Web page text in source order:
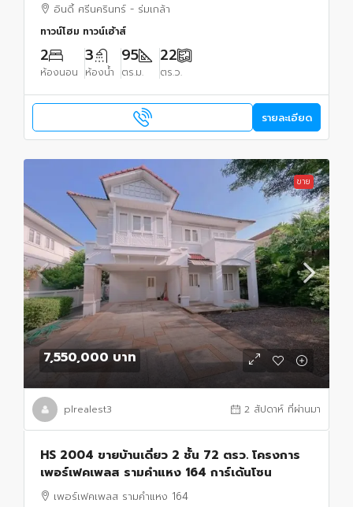
อินดี้ ศรีนครินทร์ - ร่มเกล้า
ทาวน์โฮม ทาวน์เฮ้าส์
2
ห้องนอน
3
ห้องน้ำ
95
ตร.ม.
22
ตร.ว.
รายละเอียด
ขาย
7,550,000 บาท
plrealest3 2 สัปดาห์ ที่ผ่านมา
HS 2004 ขายบ้านเดี่ยว 2 ชั้น 72 ตรว. โครงการ
เพอร์เฟคเพลส รามคำแหง 164 การ์เด้นโซน
เพอร์เฟคเพลส รามคำแหง 164